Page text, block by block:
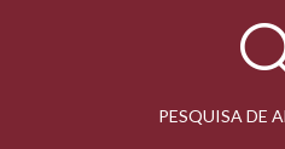
PESQUISA DE